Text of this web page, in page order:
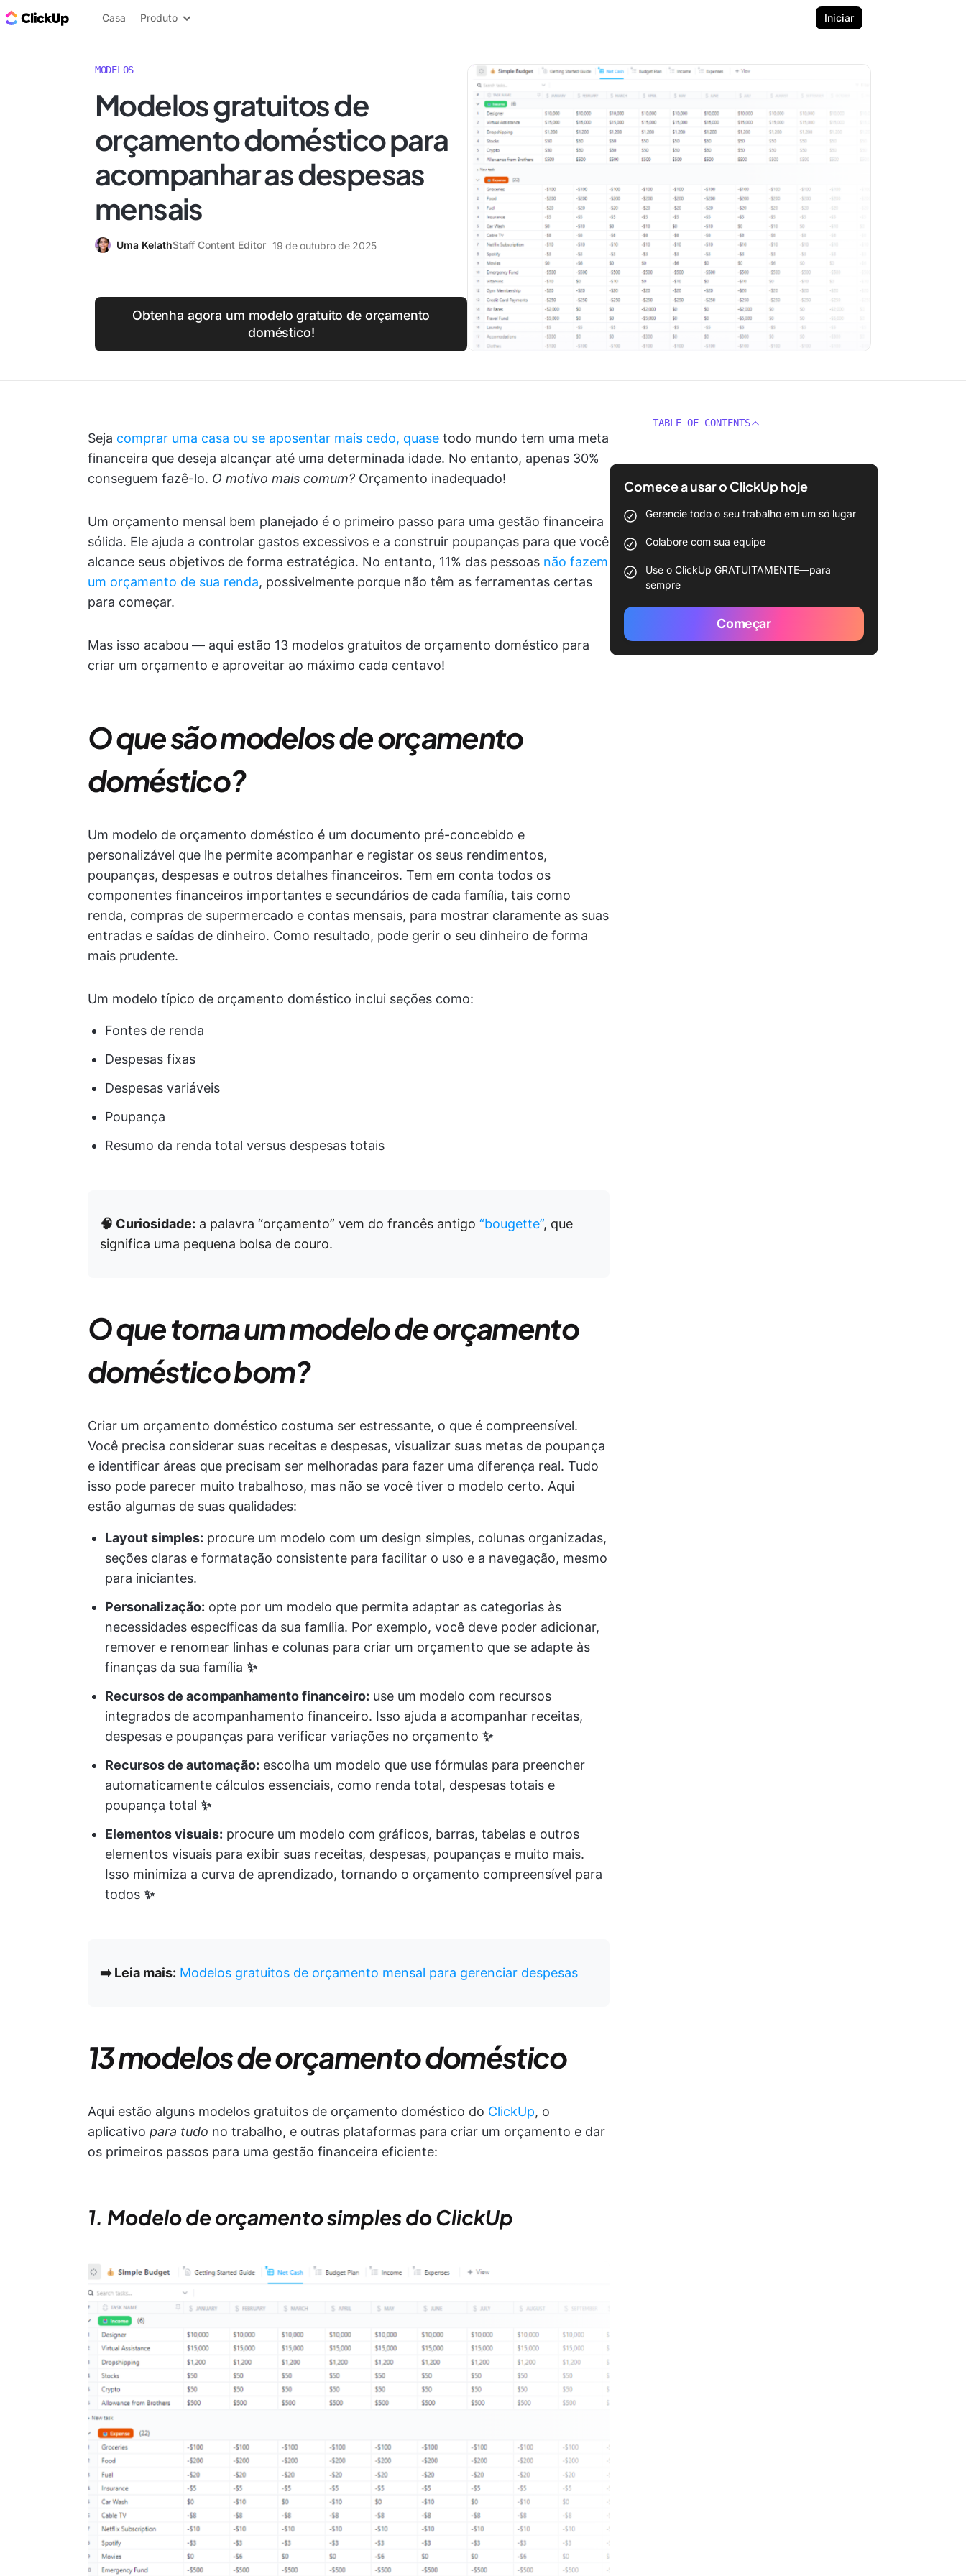
ClickUp Blogue
Casa Produto Iniciar
MODELOS
Modelos gratuitos de
orçamento doméstico para
acompanhar as despesas
mensais
Uma KelathStaff Content Editor 19 de outubro de 2025
Obtenha agora um modelo gratuito de orçamento
doméstico!
Seja comprar uma casa ou se aposentar mais cedo, quase todo mundo tem uma meta
financeira que deseja alcançar até uma determinada idade. No entanto, apenas 30%
conseguem fazê-lo. O motivo mais comum? Orçamento inadequado!
Um orçamento mensal bem planejado é o primeiro passo para uma gestão financeira
sólida. Ele ajuda a controlar gastos excessivos e a construir poupanças para que você
alcance seus objetivos de forma estratégica. No entanto, 11% das pessoas não fazem
um orçamento de sua renda, possivelmente porque não têm as ferramentas certas
para começar.
Mas isso acabou — aqui estão 13 modelos gratuitos de orçamento doméstico para
criar um orçamento e aproveitar ao máximo cada centavo!
O que são modelos de orçamento
doméstico?
Um modelo de orçamento doméstico é um documento pré-concebido e
personalizável que lhe permite acompanhar e registar os seus rendimentos,
poupanças, despesas e outros detalhes financeiros. Tem em conta todos os
componentes financeiros importantes e secundários de cada família, tais como
renda, compras de supermercado e contas mensais, para mostrar claramente as suas
entradas e saídas de dinheiro. Como resultado, pode gerir o seu dinheiro de forma
mais prudente.
Um modelo típico de orçamento doméstico inclui seções como:
Fontes de renda
Despesas fixas
Despesas variáveis
Poupança
Resumo da renda total versus despesas totais
🧠 Curiosidade: a palavra “orçamento” vem do francês antigo “bougette”, que
significa uma pequena bolsa de couro.
O que torna um modelo de orçamento
doméstico bom?
Criar um orçamento doméstico costuma ser estressante, o que é compreensível.
Você precisa considerar suas receitas e despesas, visualizar suas metas de poupança
e identificar áreas que precisam ser melhoradas para fazer uma diferença real. Tudo
isso pode parecer muito trabalhoso, mas não se você tiver o modelo certo. Aqui
estão algumas de suas qualidades:
Layout simples: procure um modelo com um design simples, colunas organizadas,
seções claras e formatação consistente para facilitar o uso e a navegação, mesmo
para iniciantes.
Personalização: opte por um modelo que permita adaptar as categorias às
necessidades específicas da sua família. Por exemplo, você deve poder adicionar,
remover e renomear linhas e colunas para criar um orçamento que se adapte às
finanças da sua família ✨
Recursos de acompanhamento financeiro: use um modelo com recursos
integrados de acompanhamento financeiro. Isso ajuda a acompanhar receitas,
despesas e poupanças para verificar variações no orçamento ✨
Recursos de automação: escolha um modelo que use fórmulas para preencher
automaticamente cálculos essenciais, como renda total, despesas totais e
poupança total ✨
Elementos visuais: procure um modelo com gráficos, barras, tabelas e outros
elementos visuais para exibir suas receitas, despesas, poupanças e muito mais.
Isso minimiza a curva de aprendizado, tornando o orçamento compreensível para
todos ✨
➡️ Leia mais: Modelos gratuitos de orçamento mensal para gerenciar despesas
13 modelos de orçamento doméstico
Aqui estão alguns modelos gratuitos de orçamento doméstico do ClickUp, o
aplicativo para tudo no trabalho, e outras plataformas para criar um orçamento e dar
os primeiros passos para uma gestão financeira eficiente:
1. Modelo de orçamento simples do ClickUp
TABLE OF CONTENTS
Comece a usar o ClickUp hoje
Gerencie todo o seu trabalho em um só lugar
Colabore com sua equipe
Use o ClickUp GRATUITAMENTE—para
sempre
Começar